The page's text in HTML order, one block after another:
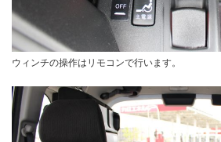
ウィンチの操作はリモコンで行います。